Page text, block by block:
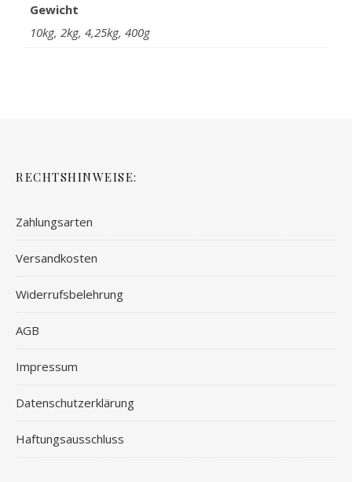
Gewicht
10kg, 2kg, 4,25kg, 400g
RECHTSHINWEISE:
Zahlungsarten
Versandkosten
Widerrufsbelehrung
AGB
Impressum
Datenschutzerklärung
Haftungsausschluss